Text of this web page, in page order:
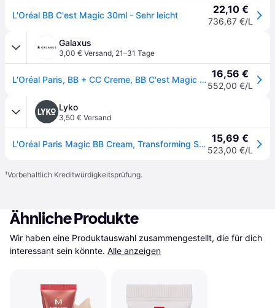
L'Oréal BB C'est Magic 30ml - Sehr leicht 22,10 €
736,67 €/L
Galaxus
3,00 € Versand, 21–31 Tage
L'Oréal Paris, BB + CC Creme, BB C'est Magic (Beige, Nude, Sehr Hell, 30ml) 16,56 €
552,00 €/L
Lyko
3,50 € Versand
L'Oréal Paris Magic BB Cream, Transforming Skin Perfector 1 Very Light 15,69 €
523,00 €/L
¹Vorbehaltlich Kreditwürdigkeitsprüfung.
Ähnliche Produkte
Wir haben eine Produktauswahl zusammengestellt, die für dich
interessant sein könnte. Alle anzeigen